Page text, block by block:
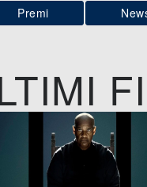
Premi